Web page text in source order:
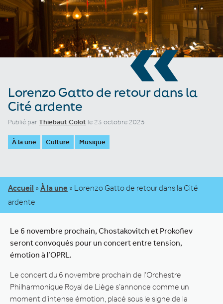
«
Lorenzo Gatto de retour dans la
Cité ardente
Publié parThiebaut Colot le 23 octobre 2025
À la une Culture Musique
Accueil » À la une » Lorenzo Gatto de retour dans la Cité
ardente
Le 6 novembre prochain, Chostakovitch et Prokofiev
seront convoqués pour un concert entre tension,
émotion à l’OPRL.
Le concert du 6 novembre prochain de l’Orchestre
Philharmonique Royal de Liège s’annonce comme un
moment d’intense émotion, placé sous le signe de la